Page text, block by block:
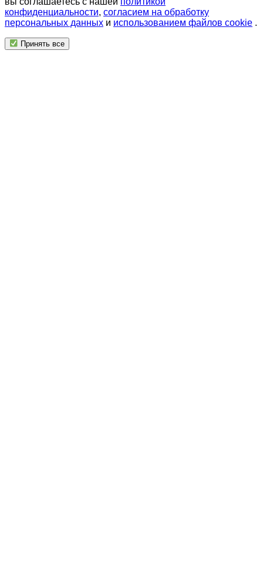
конфиденциальности, согласием на обработку
персональных данных и использованием файлов cookie .
Принять все